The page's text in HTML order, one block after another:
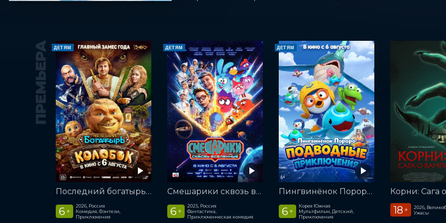
ПРЕМЬЕРА ДЕТЯМ
Последний богатырь. Колобок
6 +
2026, Россия
Комедия, Фэнтези,
Приключения
ДЕТЯМ
Смешарики сквозь вселенные
6 +
2025, Россия
Фантастика,
Приключенческая комедия
ДЕТЯМ
Пингвинёнок Пороро. Подводные приключения
6 +
Корея Южная
Мультфильм, Детский,
Приключения
18 +
2026,
Ужасы